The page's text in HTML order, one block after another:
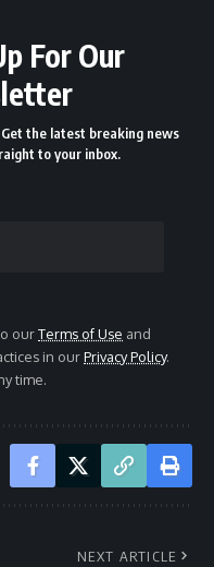
For Our
Get the latest breaking news
to your inbox.
ourTerms of Use and
in ourPrivacy Policy.
time.
NEXT ARTICLE